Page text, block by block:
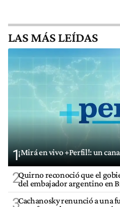
LAS MÁS LEÍDAS
1¡Mirá en vivo +Perfil!: un
2Quirno reconoció que el
del embajador argentino en
3Cachanosky renunció a una